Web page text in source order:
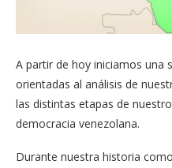
A partir de hoy iniciamos una
orientadas al análisis de
las distintas etapas de
democracia venezolana.
Durante nuestra historia